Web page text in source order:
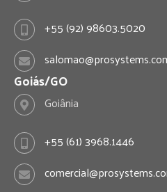
+55 (92) 98603.5020
Goiás/GO
Goiânia
+55 (61) 3968.1446